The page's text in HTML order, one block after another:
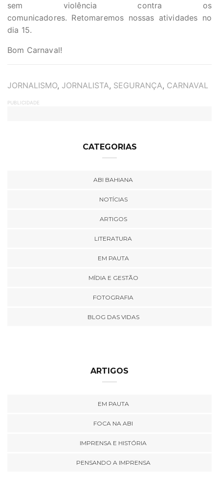
sem violência contra os
comunicadores. Retomaremos nossas atividades no
dia 15.
Bom Carnaval!
TAGS
JORNALISMO, JORNALISTA, SEGURANÇA, CARNAVAL
PUBLICIDADE
CATEGORIAS
ABI BAHIANA
NOTÍCIAS
ARTIGOS
LITERATURA
EM PAUTA
MÍDIA E GESTÃO
FOTOGRAFIA
BLOG DAS VIDAS
ARTIGOS
EM PAUTA
FOCA NA ABI
IMPRENSA E HISTÓRIA
PENSANDO A IMPRENSA